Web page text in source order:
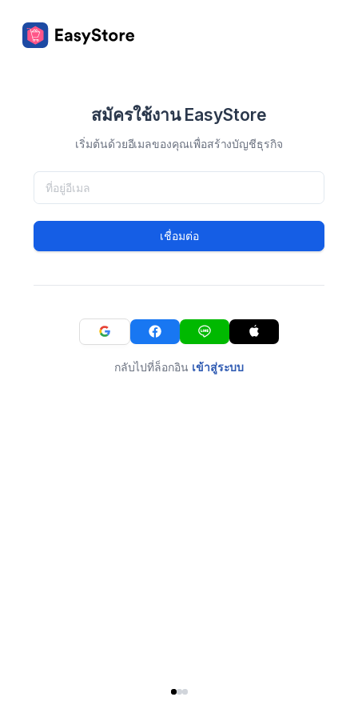
สมัครใช้งาน EasyStore
เริ่มต้นด้วยอีเมลของคุณเพื่อสร้างบัญชีธุรกิจ
เชื่อมต่อ
กลับไปที่ล็อกอิน เข้าสู่ระบบ